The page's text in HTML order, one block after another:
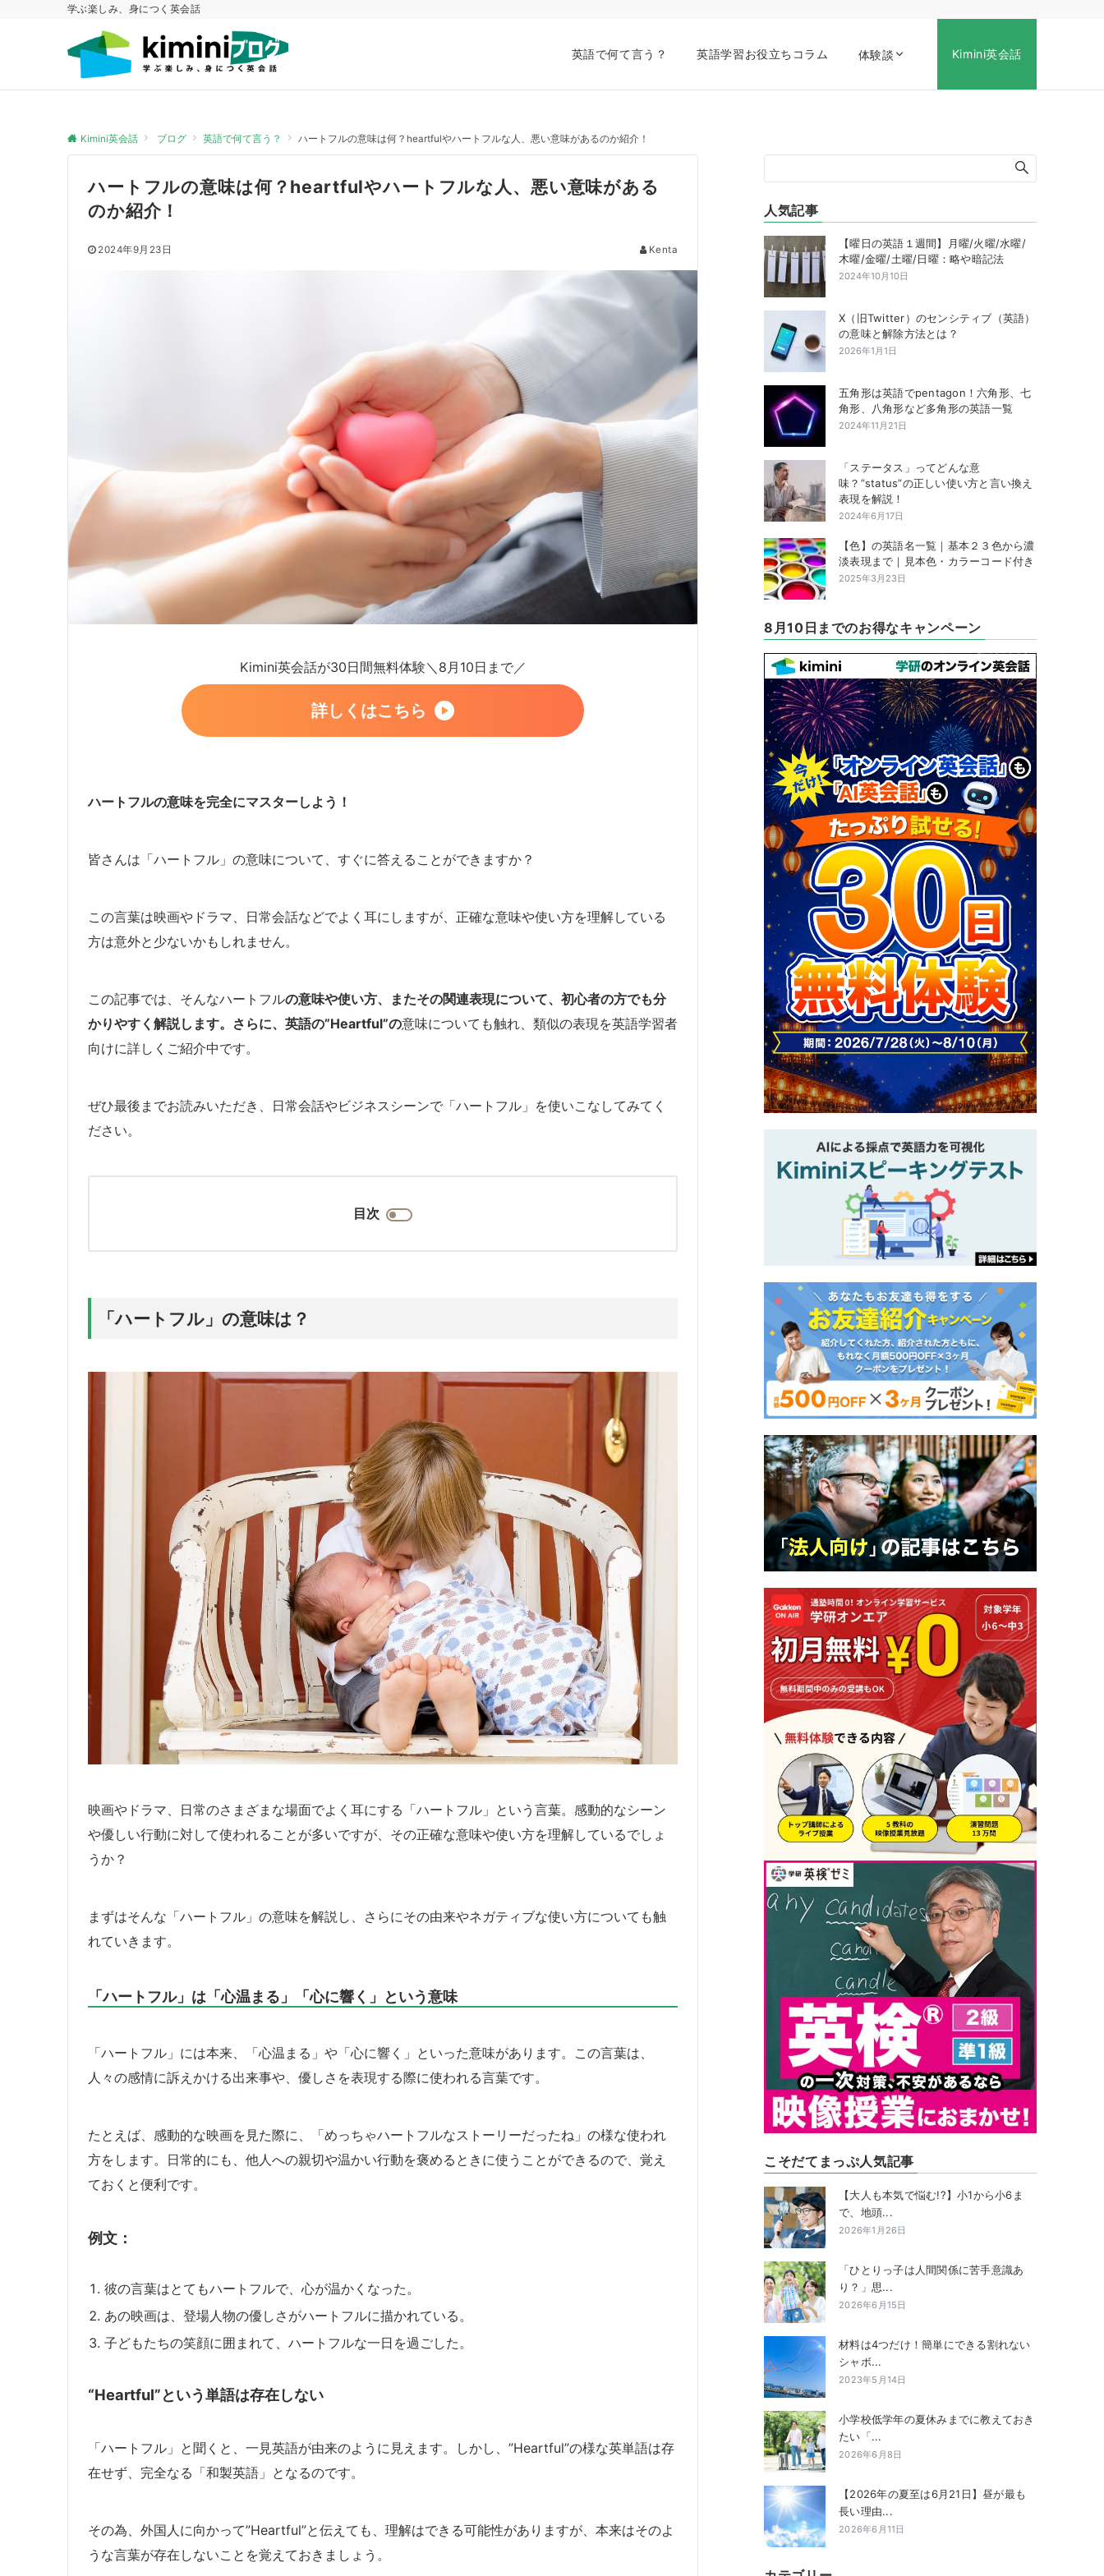
学ぶ楽しみ、身につく英会話
英語で何て言う？ 英語学習お役立ちコラム 体験談 Kimini英会話
Kimini英会話 ブログ 英語で何て言う？ ハートフルの意味は何？heartfulやハートフルな人、悪い意味があるのか紹介！
ハートフルの意味は何？heartfulやハートフルな人、悪い意味がある
のか紹介！
2024年9月23日 Kenta
Kimini英会話が30日間無料体験＼8月10日まで／
詳しくはこちら
ハートフルの意味を完全にマスターしよう！
皆さんは「ハートフル」の意味について、すぐに答えることができますか？
この言葉は映画やドラマ、日常会話などでよく耳にしますが、正確な意味や使い方を理解している
方は意外と少ないかもしれません。
この記事では、そんなハートフルの意味や使い方、またその関連表現について、初心者の方でも分
かりやすく解説します。さらに、英語の”Heartful”の意味についても触れ、類似の表現を英語学習者
向けに詳しくご紹介中です。
ぜひ最後までお読みいただき、日常会話やビジネスシーンで「ハートフル」を使いこなしてみてく
ださい。
目次
「ハートフル」の意味は？
映画やドラマ、日常のさまざまな場面でよく耳にする「ハートフル」という言葉。感動的なシーン
や優しい行動に対して使われることが多いですが、その正確な意味や使い方を理解しているでしょ
うか？
まずはそんな「ハートフル」の意味を解説し、さらにその由来やネガティブな使い方についても触
れていきます。
「ハートフル」は「心温まる」「心に響く」という意味
「ハートフル」には本来、「心温まる」や「心に響く」といった意味があります。この言葉は、
人々の感情に訴えかける出来事や、優しさを表現する際に使われる言葉です。
たとえば、感動的な映画を見た際に、「めっちゃハートフルなストーリーだったね」の様な使われ
方をします。日常的にも、他人への親切や温かい行動を褒めるときに使うことができるので、覚え
ておくと便利です。
例文：
彼の言葉はとてもハートフルで、心が温かくなった。
あの映画は、登場人物の優しさがハートフルに描かれている。
子どもたちの笑顔に囲まれて、ハートフルな一日を過ごした。
“Heartful”という単語は存在しない
「ハートフル」と聞くと、一見英語が由来のように見えます。しかし、”Heartful”の様な英単語は存
在せず、完全なる「和製英語」となるのです。
その為、外国人に向かって”Heartful”と伝えても、理解はできる可能性がありますが、本来はそのよ
うな言葉が存在しないことを覚えておきましょう。
人気記事
【曜日の英語１週間】月曜/火曜/水曜/
木曜/金曜/土曜/日曜：略や暗記法
2024年10月10日
X（旧Twitter）のセンシティブ（英語）
の意味と解除方法とは？
2026年1月1日
五角形は英語でpentagon！六角形、七
角形、八角形など多角形の英語一覧
2024年11月21日
「ステータス」ってどんな意
味？”status”の正しい使い方と言い換え
表現を解説！
2024年6月17日
【色】の英語名一覧｜基本２３色から濃
淡表現まで｜見本色・カラーコード付き
2025年3月23日
8月10日までのお得なキャンペーン
こそだてまっぷ人気記事
【大人も本気で悩む!?】小1から小6ま
で、地頭...
2026年1月26日
「ひとりっ子は人間関係に苦手意識あ
り？」思...
2026年6月15日
材料は4つだけ！簡単にできる割れない
シャボ...
2023年5月14日
小学校低学年の夏休みまでに教えておき
たい「...
2026年6月8日
【2026年の夏至は6月21日】昼が最も
長い理由...
2026年6月11日